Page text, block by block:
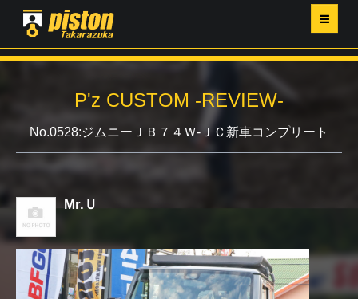
P'Z MAGAZINE
PISTON YAHOO店
店舗ご案内
P'z CUSTOM -REVIEW-
No.0528:ジムニーＪＢ７４Ｗ-ＪＣ新車コンプリート
Mr.Ｕ